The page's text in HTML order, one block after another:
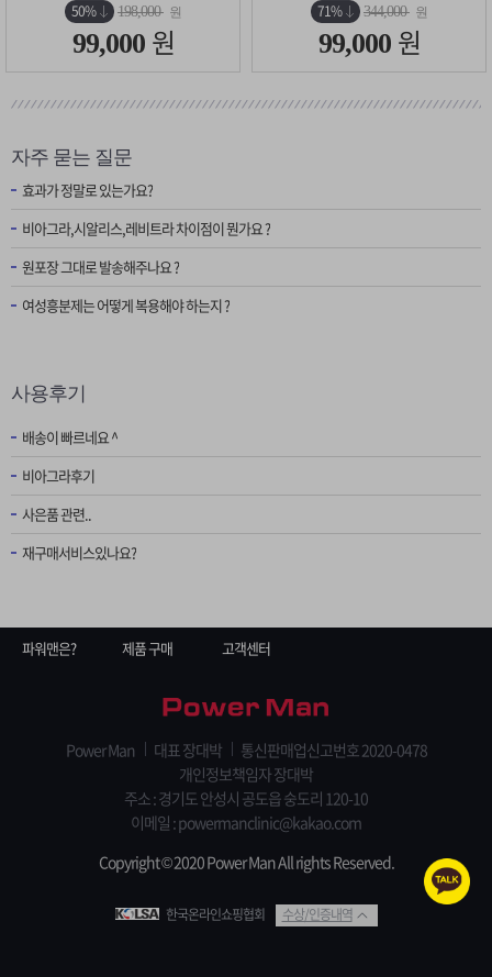
50% 198,000 원
99,000 원
71% 344,000 원
99,000 원
자주 묻는 질문
효과가 정말로 있는가요?
비아그라,시알리스,레비트라 차이점이 뭔가요 ?
원포장 그대로 발송해주나요 ?
여성흥분제는 어떻게 복용해야 하는지 ?
사용후기
배송이 빠르네요 ^
비아그라후기
사은품 관련..
재구매서비스있나요?
파워맨은? 제품 구매 고객센터
Power Man 대표 장대박
통신판매업신고번호 2020-0478
개인정보책임자 장대박
주소 : 경기도 안성시 공도읍 숭도리 120-10
이메일 :powermanclinic@kakao.com
Copyright © 2020 Power Man All rights Reserved.
한국온라인쇼핑협회 수상/인증내역